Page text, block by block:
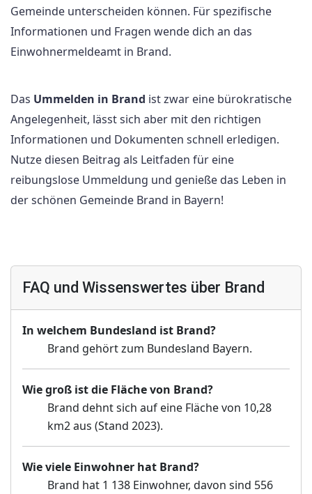
Gemeinde unterscheiden können. Für spezifische
Informationen und Fragen wende dich an das
Einwohnermeldeamt in Brand.
Das Ummelden in Brand ist zwar eine bürokratische
Angelegenheit, lässt sich aber mit den richtigen
Informationen und Dokumenten schnell erledigen.
Nutze diesen Beitrag als Leitfaden für eine
reibungslose Ummeldung und genieße das Leben in
der schönen Gemeinde Brand in Bayern!
FAQ und Wissenswertes über Brand
In welchem Bundesland ist Brand?
Brand gehört zum Bundesland Bayern.
Wie groß ist die Fläche von Brand?
Brand dehnt sich auf eine Fläche von 10,28
km2 aus (Stand 2023).
Wie viele Einwohner hat Brand?
Brand hat 1 138 Einwohner, davon sind 556